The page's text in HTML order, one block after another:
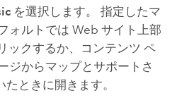
を選択します。
指定したマ
ォルトでは Web サイト上部
ックするか、コンテンツ ペ
ジからマップとサポートさ
ときに開きます。